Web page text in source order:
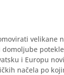
velikane
domoljube
i Europu
načela po